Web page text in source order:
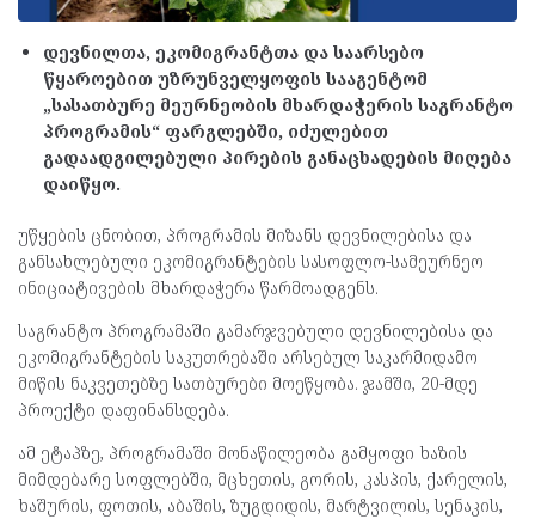
დევნილთა, ეკომიგრანტთა და საარსებო
წყაროებით უზრუნველყოფის სააგენტომ
„სასათბურე მეურნეობის მხარდაჭერის საგრანტო
პროგრამის“ ფარგლებში, იძულებით
გადაადგილებული პირების განაცხადების მიღება
დაიწყო.
უწყების ცნობით, პროგრამის მიზანს დევნილებისა და
განსახლებული ეკომიგრანტების სასოფლო-სამეურნეო
ინიციატივების მხარდაჭერა წარმოადგენს.
საგრანტო პროგრამაში გამარჯვებული დევნილებისა და
ეკომიგრანტების საკუთრებაში არსებულ საკარმიდამო
მიწის ნაკვეთებზე სათბურები მოეწყობა. ჯამში, 20-მდე
პროექტი დაფინანსდება.
ამ ეტაპზე, პროგრამაში მონაწილეობა გამყოფი ხაზის
მიმდებარე სოფლებში, მცხეთის, გორის, კასპის, ქარელის,
ხაშურის, ფოთის, აბაშის, ზუგდიდის, მარტვილის, სენაკის,